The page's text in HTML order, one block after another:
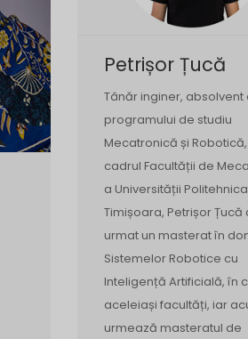
Petrișor Țucă
Tânăr inginer, absolvent
programului de studiu
Mecatronică și
cadrul Facultății de
a Universității Politehnica
Timișoara, Petrișor Țucă
urmat un masterat în
Sistemelor Robotice cu
Inteligență Artificială, în
aceleiași facultăți, iar
urmează masteratul de